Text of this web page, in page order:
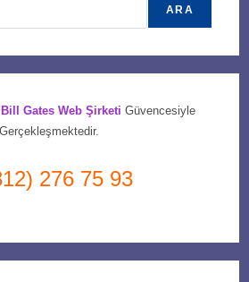
ARA
Bill Gates Web Şirketi Güvencesiyle
Gerçekleşmektedir.
276 75 93